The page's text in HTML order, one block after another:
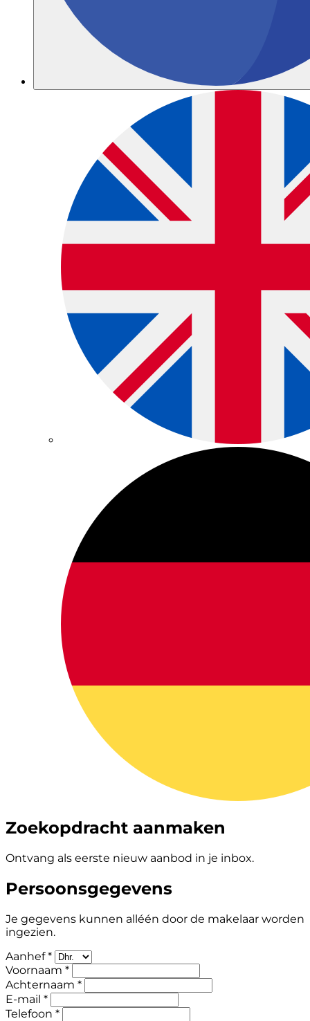
Zoekopdracht aanmaken
Ontvang als eerste nieuw aanbod in je inbox.
Persoonsgegevens
Je gegevens kunnen alléén door de makelaar worden
ingezien.
Aanhef *
Voornaam *
Achternaam *
E-mail *
Telefoon *